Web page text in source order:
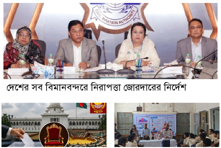
দেশের সব বিমানবন্দরে নিরাপত্তা জোরদারের নির্দেশ